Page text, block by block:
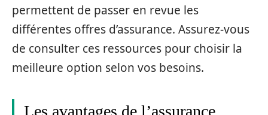
permettent de passer en revue les
différentes offres d’assurance. Assurez-vous
de consulter ces ressources pour choisir la
meilleure option selon vos besoins.